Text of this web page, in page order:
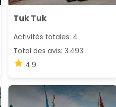
Tuk Tuk
Activités totales: 4
Total des avis: 3.493
4.9